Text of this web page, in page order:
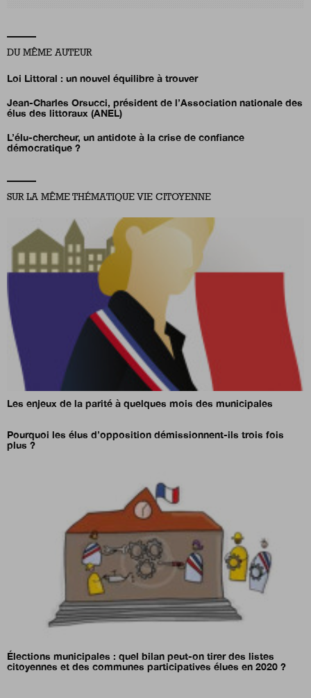
DU MÊME AUTEUR
Loi Littoral : un nouvel équilibre à trouver
Jean-Charles Orsucci, président de l’Association nationale des
élus des littoraux (ANEL)
L’élu-chercheur, un antidote à la crise de confiance
démocratique ?
SUR LA MÊME THÉMATIQUE VIE CITOYENNE
Les enjeux de la parité à quelques mois des municipales
Pourquoi les élus d’opposition démissionnent-ils trois fois
plus ?
Élections municipales : quel bilan peut-on tirer des listes
citoyennes et des communes participatives élues en 2020 ?